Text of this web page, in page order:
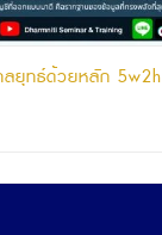
ยุทธ์ด้วยหลัก 5w2h